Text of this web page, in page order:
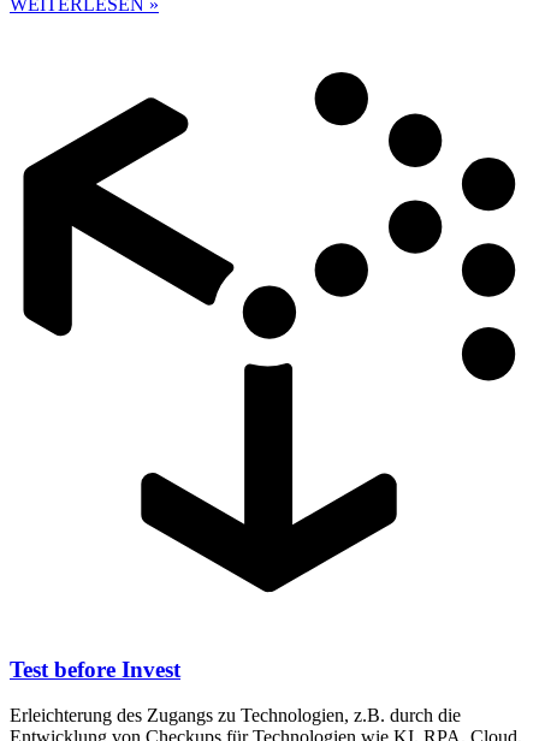
WEITERLESEN »
Test before Invest
Erleichterung des Zugangs zu Technologien, z.B. durch die